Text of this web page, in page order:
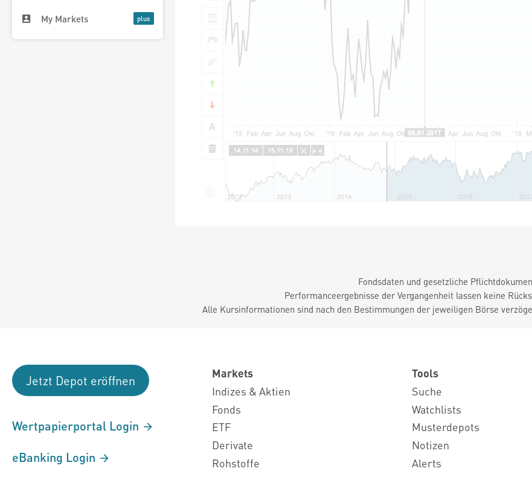
My Markets
Fondsdaten und gesetzliche
Performanceergebnisse der Vergangenheit lassen keine
Alle Kursinformationen sind nach den Bestimmungen der jeweiligen Börse
Jetzt Depot eröffnen
Wertpapierportal Login
eBanking Login
Markets
Indizes & Aktien
Fonds
ETF
Derivate
Rohstoffe
Tools
Suche
Watchlists
Musterdepots
Notizen
Alerts